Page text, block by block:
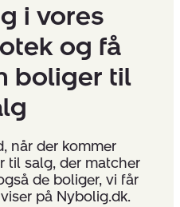
i vores
og få
boliger til
når der kommer
til salg, der matcher
de boliger, vi får
på Nybolig.dk.